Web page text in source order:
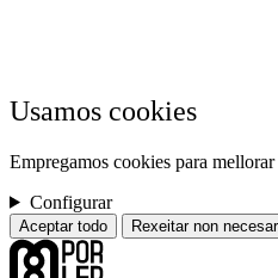
Usamos cookies
Empregamos cookies para
Configurar
Aceptar todo Rexeitar non